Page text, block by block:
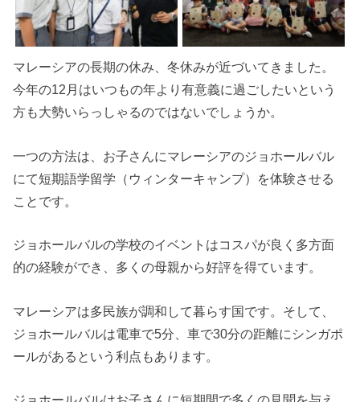
マレーシアの長期の休み、冬休みが近づいてきました。
今年の12月はいつもの年より有意義に過ごしたいという
方も大勢いらっしゃるのではないでしょうか。
一つの方法は、お子さんにマレーシアのジョホールバル
にて短期語学留学（ウィンターキャンプ）を体験させる
ことです。
ジョホールバルの学校のイベントはコスパが良く多方面
的の経験ができ、多くの母親から好評を得ています。
マレーシアは多民族が調和して暮らす国です。そして、
ジョホールバルは電車で5分、車で30分の距離にシンガポ
ールがあるという利点もあります。